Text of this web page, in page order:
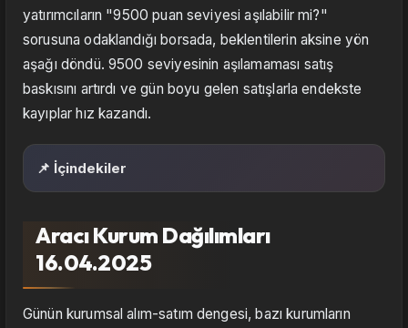
yatırımcıların "9500 puan seviyesi aşılabilir mi?"
sorusuna odaklandığı borsada, beklentilerin aksine yön
aşağı döndü. 9500 seviyesinin aşılamaması satış
baskısını artırdı ve gün boyu gelen satışlarla endekste
kayıplar hız kazandı.
📌 İçindekiler
Aracı Kurum Dağılımları
16.04.2025
Günün kurumsal alım-satım dengesi, bazı kurumların